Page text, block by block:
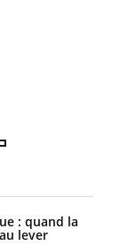
: quand la
lever